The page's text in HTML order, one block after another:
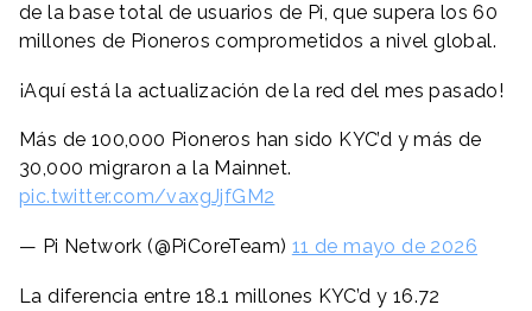
de la base total de usuarios de Pi, que supera los 60
millones de Pioneros comprometidos a nivel global.
¡Aquí está la actualización de la red del mes pasado!
Más de 100,000 Pioneros han sido KYC’d y más de
30,000 migraron a la Mainnet.
pic.twitter.com/vaxgJjfGM2
— Pi Network (@PiCoreTeam) 11 de mayo de 2026
La diferencia entre 18.1 millones KYC’d y 16.72